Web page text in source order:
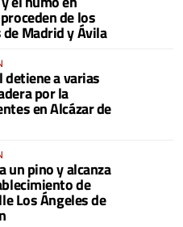
de los
Madrid y Ávila
detiene a varias
por la
en Alcázar de
un pino y alcanza
de
Los Ángeles de